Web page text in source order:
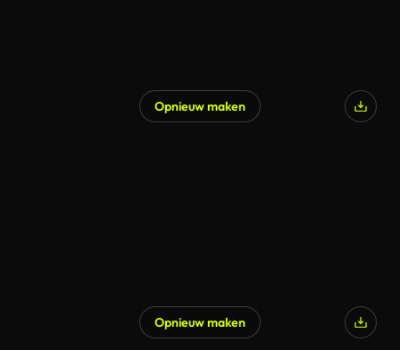
Opnieuw maken
Opnieuw maken